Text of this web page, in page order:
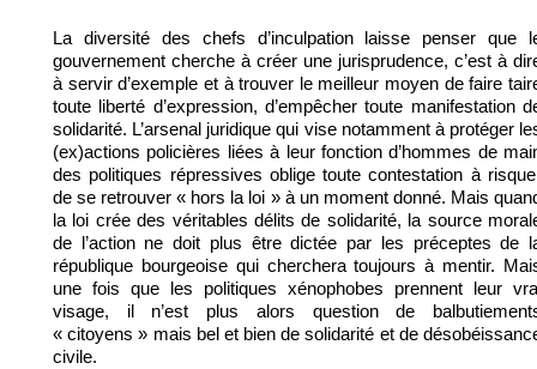
La diversité des chefs d’inculpation laisse penser que
gouvernement cherche à créer une jurisprudence, c’est à
à servir d’exemple et à trouver le meilleur moyen de faire
toute liberté d’expression, d’empêcher toute manifestation
solidarité. L’arsenal juridique qui vise notamment à protéger
(ex)actions policières liées à leur fonction d’hommes de
des politiques répressives oblige toute contestation à
de se retrouver « hors la loi » à un moment donné. Mais
la loi crée des véritables délits de solidarité, la source
de l’action ne doit plus être dictée par les préceptes de
république bourgeoise qui cherchera toujours à mentir.
une fois que les politiques xénophobes prennent leur
visage, il n’est plus alors question de
« citoyens » mais bel et bien de solidarité et de
civile.